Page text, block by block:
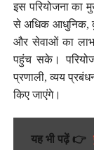
इस परियोजना का
से अधिक आधुनिक,
और सेवाओं का लाभ
पहुंच सके।
प्रणाली, व्यय
किए जाएंगे।
यह भी पढ़ें 👉